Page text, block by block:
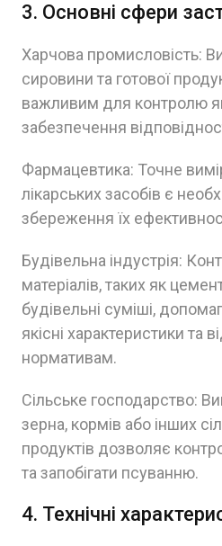
3. Основні сфери
Харчова промисловість:
сировини та готової
важливим для контролю
забезпечення
Фармацевтика: Точне
лікарських засобів є
збереження їх
Будівельна індустрія:
матеріалів, таких як
будівельні суміші,
якісні характеристики та
нормативам.
Сільське господарство:
зерна, кормів або інших
продуктів дозволяє
та запобігати псуванню.
4. Технічні